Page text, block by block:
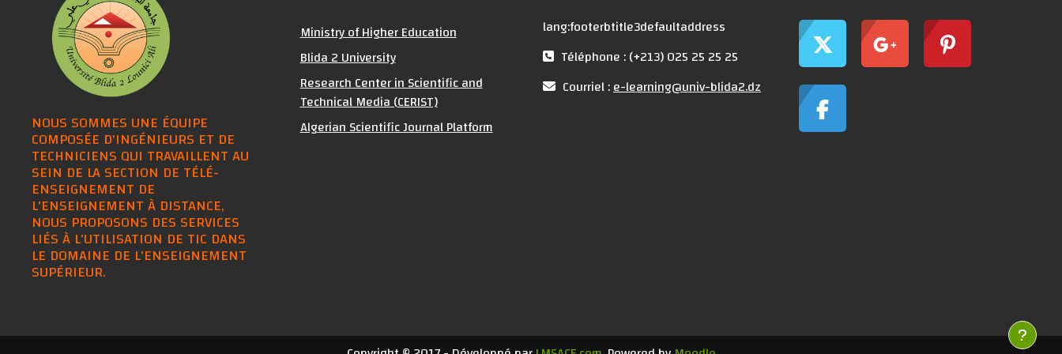
NOUS SOMMES UNE ÉQUIPE
COMPOSÉE D'INGÉNIEURS ET DE
TECHNICIENS QUI TRAVAILLENT AU
SEIN DE LA SECTION DE TÉLÉ-
ENSEIGNEMENT DE
L'ENSEIGNEMENT À DISTANCE,
NOUS PROPOSONS DES SERVICES
LIÉS À L'UTILISATION DE TIC DANS
LE DOMAINE DE L'ENSEIGNEMENT
SUPÉRIEUR.
Ministry of Higher Education
Blida 2 University
Research Center in Scientific and
Technical Media (CERIST)
Algerian Scientific Journal Platform
lang:footerbtitle3defaultaddress
Téléphone : (+213) 025 25 25 25
Courriel :e-learning@univ-blida2.dz